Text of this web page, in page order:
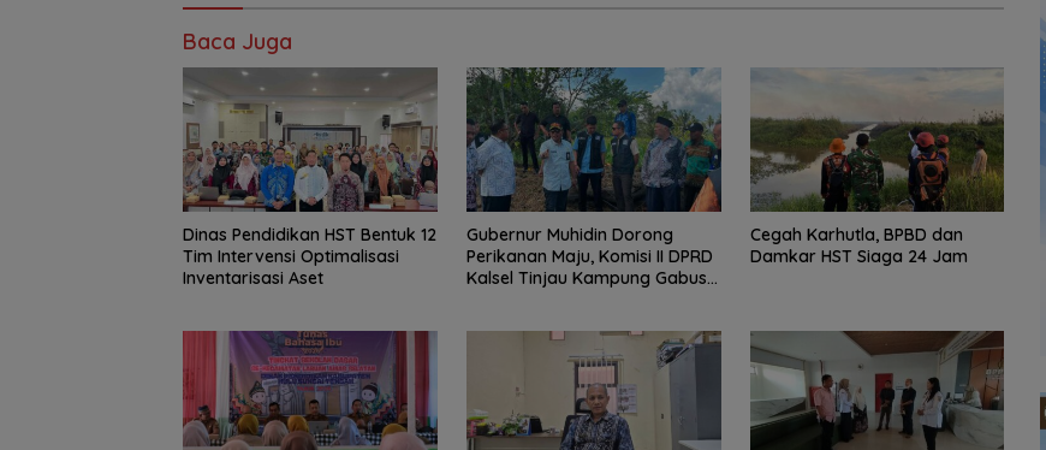
Baca Juga
Dinas Pendidikan HST Bentuk 12
Tim Intervensi Optimalisasi
Inventarisasi Aset
Gubernur Muhidin Dorong
Perikanan Maju, Komisi II DPRD
Kalsel Tinjau Kampung Gabus
Cegah Karhutla, BPBD dan
Damkar HST Siaga 24 Jam